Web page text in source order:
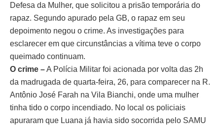
Defesa da Mulher, que solicitou a prisão temporária do
rapaz. Segundo apurado pela GB, o rapaz em seu
depoimento negou o crime. As investigações para
esclarecer em que circunstâncias a vítima teve o corpo
queimado continuam.
O crime –A Polícia Militar foi acionada por volta das 2h
da madrugada de quarta-feira, 26, para comparecer na R.
Antônio José Farah na Vila Bianchi, onde uma mulher
tinha tido o corpo incendiado. No local os policiais
apuraram que Luana já havia sido socorrida pelo SAMU